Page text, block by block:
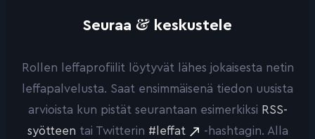
Seuraa & keskustele
Rollen leffaprofiilit löytyvät lähes jokaisesta netin
leffapalvelusta. Saat ensimmäisenä tiedon uusista
arvioista kun pistät seurantaan esimerkiksi RSS-
syötteen tai Twitterin #leffat -hashtagin. Alla